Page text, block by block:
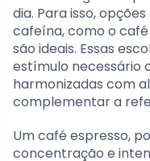
dia. Para isso,
cafeína, como o
são ideais. Essas
estímulo necessário
harmonizadas com
complementar a
Um café espresso,
concentração e